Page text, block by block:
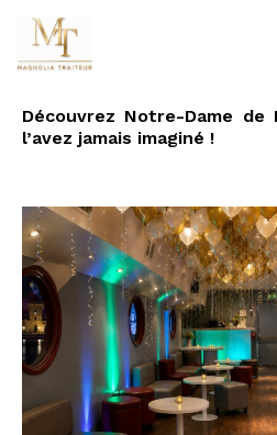
Découvrez Notre-Dame de
l’avez jamais imaginé !